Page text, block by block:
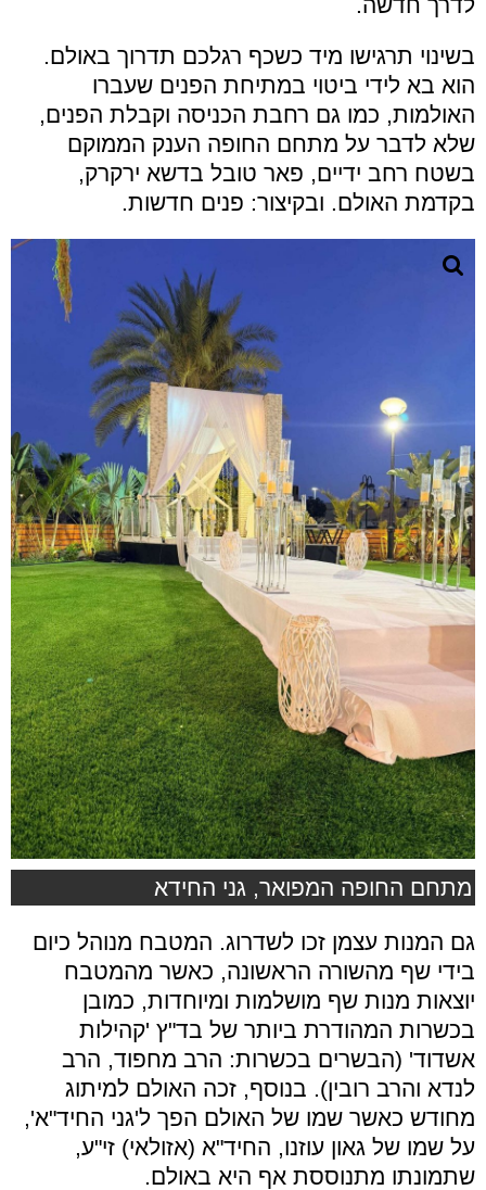
בשינוי תרגישו מיד כשכף רגלכם תדרוך באולם.
הוא בא לידי ביטוי במתיחת הפנים שעברו
האולמות, כמו גם רחבת הכניסה וקבלת הפנים,
שלא לדבר על מתחם החופה הענק הממוקם
בשטח רחב ידיים, פאר טובל בדשא ירקרק,
בקדמת האולם. ובקיצור: פנים חדשות.
מתחם החופה המפואר, גני החידא
גם המנות עצמן זכו לשדרוג. המטבח מנוהל כיום
בידי שף מהשורה הראשונה, כאשר מהמטבח
יוצאות מנות שף מושלמות ומיוחדות, כמובן
בכשרות המהודרת ביותר של בד"ץ 'קהילות
אשדוד' (הבשרים בכשרות: הרב מחפוד, הרב
לנדא והרב רובין). בנוסף, זכה האולם למיתוג
מחודש כאשר שמו של האולם הפך ל'גני החיד"א',
על שמו של גאון עוזנו, החיד"א (אזולאי) זי"ע,
שתמונתו מתנוססת אף היא באולם.